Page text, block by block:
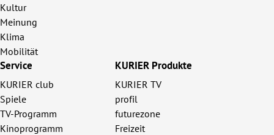
Kultur
Meinung
Klima
Mobilität
Service
KURIER club
Spiele
TV-Programm
Kinoprogramm
KURIER Produkte
KURIER TV
profil
futurezone
Freizeit